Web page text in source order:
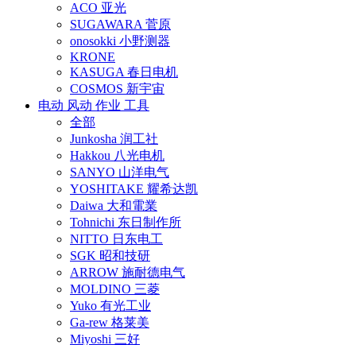
ACO 亚光
SUGAWARA 菅原
onosokki 小野测器
KRONE
KASUGA 春日电机
COSMOS 新宇宙
电动 风动 作业 工具
全部
Junkosha 润工社
Hakkou 八光电机
SANYO 山洋电气
YOSHITAKE 耀希达凯
Daiwa 大和電業
Tohnichi 东日制作所
NITTO 日东电工
SGK 昭和技研
ARROW 施耐德电气
MOLDINO 三菱
Yuko 有光工业
Ga-rew 格莱美
Miyoshi 三好